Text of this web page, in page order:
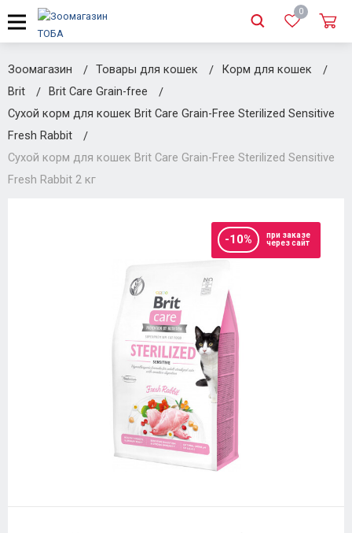
0
Зоомагазин Товары для кошек
Корм для кошек
Brit
Brit Care Grain-free
Сухой корм для кошек Brit Care Grain-Free Sterilized Sensitive
Fresh Rabbit
Сухой корм для кошек Brit Care Grain-Free Sterilized Sensitive
Fresh Rabbit 2 кг
-10%
при заказе
через сайт